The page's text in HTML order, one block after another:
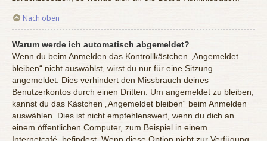
Nach oben
Warum werde ich automatisch abgemeldet?
Wenn du beim Anmelden das Kontrollkästchen „Angemeldet
bleiben“ nicht auswählst, wirst du nur für eine Sitzung
angemeldet. Dies verhindert den Missbrauch deines
Benutzerkontos durch einen Dritten. Um angemeldet zu bleiben,
kannst du das Kästchen „Angemeldet bleiben“ beim Anmelden
auswählen. Dies ist nicht empfehlenswert, wenn du dich an
einem öffentlichen Computer, zum Beispiel in einem